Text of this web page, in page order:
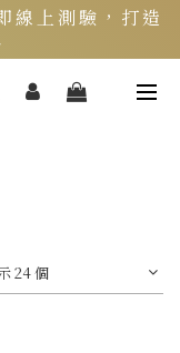
線上測驗，打造
領$200折價券
24 個